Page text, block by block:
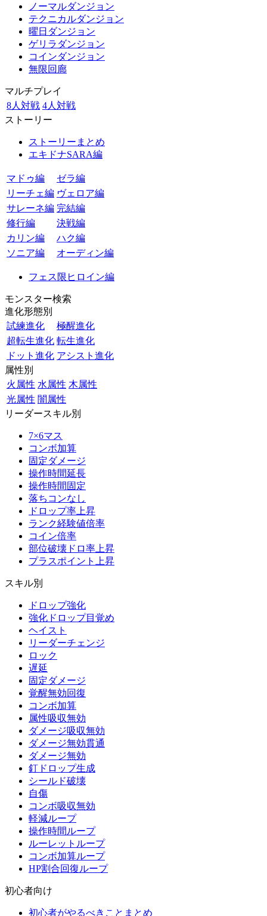
ノーマルダンジョン
テクニカルダンジョン
曜日ダンジョン
ゲリラダンジョン
コインダンジョン
無限回廊
マルチプレイ
8人対戦 4人対戦
ストーリー
ストーリーまとめ
エキドナSARA編
マドゥ編
ゼラ編
リーチェ編 ヴェロア編
サレーネ編 完結編
修行編
決戦編
カリン編
ハク編
ソニア編
オーディン編
フェス限ヒロイン編
モンスター検索
進化形態別
試練進化
極醒進化
超転生進化 転生進化
ドット進化 アシスト進化
属性別
火属性 水属性 木属性
光属性 闇属性
リーダースキル別
7×6マス
コンボ加算
固定ダメージ
操作時間延長
操作時間固定
落ちコンなし
ドロップ率上昇
ランク経験値倍率
コイン倍率
部位破壊ドロ率上昇
プラスポイント上昇
スキル別
ドロップ強化
強化ドロップ目覚め
ヘイスト
リーダーチェンジ
ロック
遅延
固定ダメージ
覚醒無効回復
コンボ加算
属性吸収無効
ダメージ吸収無効
ダメージ無効貫通
ダメージ無効
釘ドロップ生成
シールド破壊
自傷
コンボ吸収無効
軽減ループ
操作時間ループ
ルーレットループ
コンボ加算ループ
HP割合回復ループ
初心者向け
初心者がやるべきことまとめ